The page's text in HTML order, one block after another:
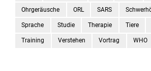
Ohrgeräusche ORL SARS
Sprache Studie Therapie Tiere
Training Verstehen Vortrag WHO